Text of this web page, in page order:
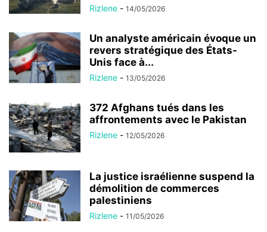
Rizlene - 14/05/2026
Un analyste américain évoque un
revers stratégique des États-
Unis face à...
Rizlene - 13/05/2026
372 Afghans tués dans les
affrontements avec le Pakistan
Rizlene - 12/05/2026
La justice israélienne suspend la
démolition de commerces
palestiniens
Rizlene - 11/05/2026